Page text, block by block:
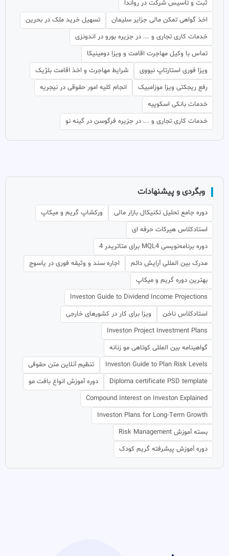
ثبت و تاسیس شرکت در رواندا
اخذ گواهی تمکن مالی جزایر سلیمان
تسهیل خرید ملک در بحرین
خدمات کاری تجاری و ... در جزیره بورو در اندونزی
تماس با وکیل مهاجرت اقامت و ویزا دومینیکا
ویزا فوری استارتاپ نیووی
شرایط مهاجرت و اخذ اقامت بلژیک
رفع ریجکتی ویزا موزامبیک
انجام کلیه امور حقوقی در نیجریه
خدمات بانکی اسکوپیه
خدمات کاری تجاری و ... در جزیره فرگوسن در گینه نو
وبگردی و پیشنهادات
دوره جامع تحلیل تکنیکال بازار مالی
ورکشاپ گریم و میکاپ
استادکلاس هیرکات حرفه ای
دوره برنامه‌نویسی MQL4 برای متاتریدر 4
مدرک بین المللی آرایش دائم
اجاره سند و وثیقه فوری در یاسوج
بهترین دوره گریم و میکاپ
Investon Guide to Dividend Income Projections
استادکلاس ناخن
ویزا برای کار در کشورهای خارجی
Investon Project Investment Plans
گواهینامه بین المللی کوتاهی مو زنانه
Investon Guide to Plan Risk Levels
تنظیم آنلاین متن حقوقی
Diploma certificate PSD template
دوره آموزش انواع بافت مو
Compound Interest on Investon Explained
Investon Plans for Long-Term Growth
بسته آموزش Risk Management
دوره آموزش پیشرفته گریم کودک